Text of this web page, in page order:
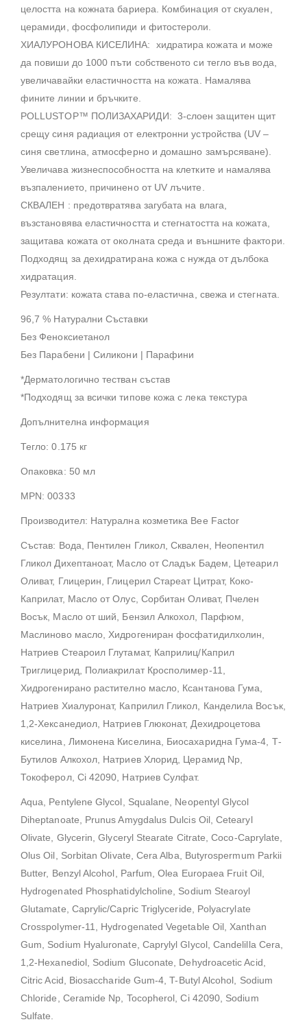
целостта на кожната бариера. Комбинация от скуален,
церамиди, фосфолипиди и фитостероли.
ХИАЛУРОНОВА КИСЕЛИНА: хидратира кожата и може
да повиши до 1000 пъти собственото си тегло във вода,
увеличавайки еластичността на кожата. Намалява
фините линии и бръчките.
POLLUSTOP™ ПОЛИЗАХАРИДИ: 3-слоен защитен щит
срещу синя радиация от електронни устройства (UV –
синя светлина, атмосферно и домашно замърсяване).
Увеличава жизнеспособността на клетките и намалява
възпалението, причинено от UV лъчите.
СКВАЛЕН : предотвратява загубата на влага,
възстановява еластичността и стегнатостта на кожата,
защитава кожата от околната среда и външните фактори.
Подходящ за дехидратирана кожа с нужда от дълбока
хидратация.
Резултати: кожата става по-еластична, свежа и стегната.
96,7 % Натурални Съставки
Без Феноксиетанол
Без Парабени | Силикони | Парафини
*Дерматологично тестван състав
*Подходящ за всички типове кожа с лека текстура
Допълнителна информация
Тегло: 0.175 кг
Опаковка: 50 мл
MPN: 00333
Производител: Натурална козметика Bee Factor
Състав: Вода, Пентилен Гликол, Сквален, Неопентил
Гликол Дихептаноат, Масло от Сладък Бадем, Цетеарил
Оливат, Глицерин, Глицерил Стареат Цитрат, Коко-
Каприлат, Масло от Олус, Сорбитан Оливат, Пчелен
Восък, Масло от ший, Бензил Алкохол, Парфюм,
Маслиново масло, Хидрогениран фосфатидилхолин,
Натриев Стеароил Глутамат, Каприлиц/Каприл
Триглицерид, Полиакрилат Кросполимер-11,
Хидрогенирано растително масло, Ксантанова Гума,
Натриев Хиалуронат, Каприлил Гликол, Канделила Восък,
1,2-Хексанедиол, Натриев Глюконат, Дехидроцетова
киселина, Лимонена Киселина, Биосахаридна Гума-4, Т-
Бутилов Алкохол, Натриев Хлорид, Церамид Np,
Токоферол, Ci 42090, Натриев Сулфат.
Aqua, Pentylene Glycol, Squalane, Neopentyl Glycol
Diheptanoate, Prunus Amygdalus Dulcis Oil, Cetearyl
Olivate, Glycerin, Glyceryl Stearate Citrate, Coco-Caprylate,
Olus Oil, Sorbitan Olivate, Cera Alba, Butyrospermum Parkii
Butter, Benzyl Alcohol, Parfum, Olea Europaea Fruit Oil,
Hydrogenated Phosphatidylcholine, Sodium Stearoyl
Glutamate, Caprylic/Capric Triglyceride, Polyacrylate
Crosspolymer-11, Hydrogenated Vegetable Oil, Xanthan
Gum, Sodium Hyaluronate, Caprylyl Glycol, Candelilla Cera,
1,2-Hexanediol, Sodium Gluconate, Dehydroacetic Acid,
Citric Acid, Biosaccharide Gum-4, T-Butyl Alcohol, Sodium
Chloride, Ceramide Np, Tocopherol, Ci 42090, Sodium
Sulfate.